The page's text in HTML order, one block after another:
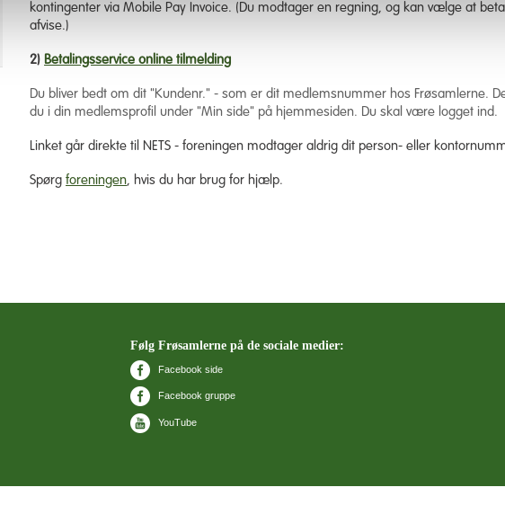
kontingenter via Mobile Pay Invoice. (Du modtager en regning, og kan vælge at
afvise.)
2) Betalingsservice online tilmelding
Du bliver bedt om dit "Kundenr." - som er dit medlemsnummer hos Frøsamlerne.
du i din medlemsprofil under "Min side" på hjemmesiden. Du skal være logget ind.
Linket går direkte til NETS - foreningen modtager aldrig dit person- eller
Spørg foreningen, hvis du har brug for hjælp.
Følg Frøsamlerne på de sociale medier:
Facebook side
Facebook gruppe
YouTube